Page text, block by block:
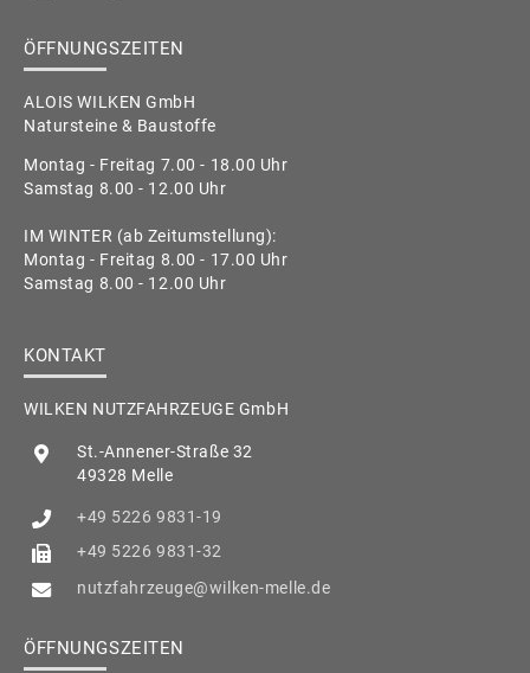
ÖFFNUNGSZEITEN
ALOIS WILKEN GmbH
Natursteine & Baustoffe
Montag - Freitag 7.00 - 18.00 Uhr
Samstag 8.00 - 12.00 Uhr
IM WINTER (ab Zeitumstellung):
Montag - Freitag 8.00 - 17.00 Uhr
Samstag 8.00 - 12.00 Uhr
KONTAKT
WILKEN NUTZFAHRZEUGE GmbH
St.-Annener-Straße 32
49328 Melle
+49 5226 9831-19
+49 5226 9831-32
nutzfahrzeuge@wilken-melle.de
ÖFFNUNGSZEITEN